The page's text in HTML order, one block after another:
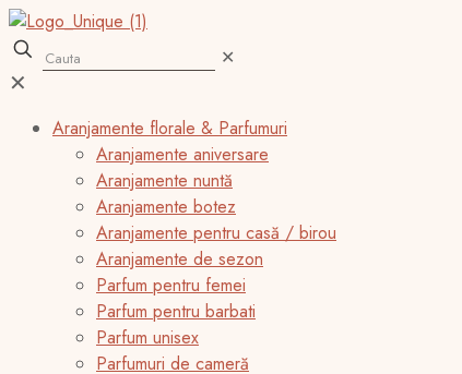
✕
✕
Aranjamente florale & Parfumuri
Aranjamente aniversare
Aranjamente nuntă
Aranjamente botez
Aranjamente pentru casă / birou
Aranjamente de sezon
Parfum pentru femei
Parfum pentru barbati
Parfum unisex
Parfumuri de cameră